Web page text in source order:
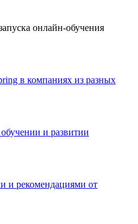
онлайн-обучения
в компаниях из разных
и развитии
и рекомендациями от